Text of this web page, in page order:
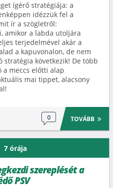
ígérő stratégiája: a
idézzük fel a
ír a szögletről:
amikor a labda utoljára
terjedelmével akár a
a kapuvonalon, de nem
stratégia következik! De több
meccs előtti alap
mai tippet, alacsony
0 TOVÁBB
7 órája
szereplését a
PSV